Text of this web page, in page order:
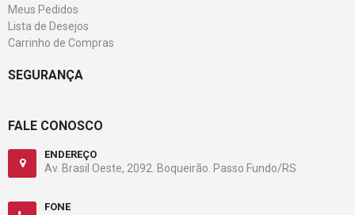
Meus Pedidos
Lista de Desejos
Carrinho de Compras
SEGURANÇA
FALE CONOSCO
ENDEREÇO
Av. Brasil Oeste, 2092. Boqueirão. Passo Fundo/RS
FONE